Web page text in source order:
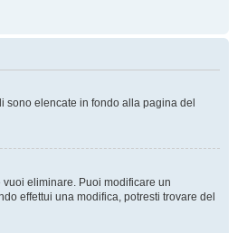
sono elencate in fondo alla pagina del
eliminare. Puoi modificare un
effettui una modifica, potresti trovare del